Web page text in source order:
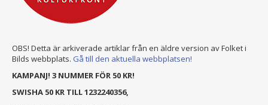
OBS! Detta är arkiverade artiklar från en äldre version av Folket i
Bilds webbplats. Gå till den aktuella webbplatsen!
KAMPANJ! 3 NUMMER FÖR 50 KR!
SWISHA 50 KR TILL 1232240356,